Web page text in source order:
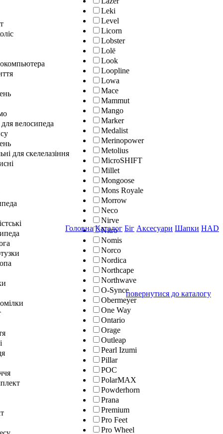
Leki
Level
Licorn
Lobster
Lolё
Look
Loopline
Lowa
Mace
Mammut
Mango
Marker
Medalist
Merinopower
Metolius
MicroSHIFT
Millet
Mongoose
Mons Royale
Morrow
Neco
Nirve
Nitro
Nomis
Norco
Nordica
Northcape
Northwave
O-Synce
Obermeyer
One Way
Ontario
Orage
Outleap
Pearl Izumi
Pillar
POC
PolarMAX
Powderhorn
Prana
Premium
Pro Feet
Pro Wheel
велосипеда
для скелелазіння
Головна Каталог Біг Аксесуари Шапки HAD
повернутися до каталогу